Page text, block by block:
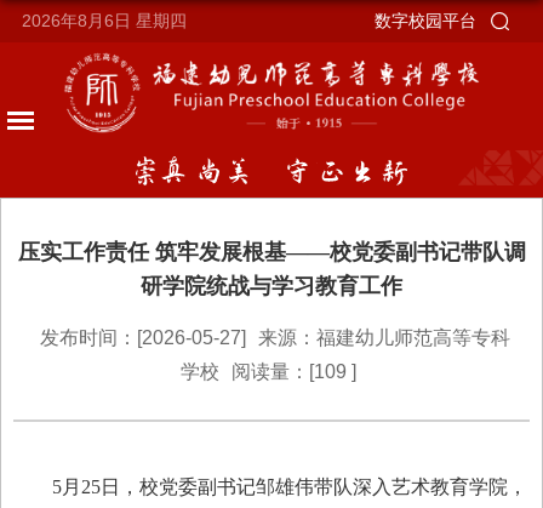
2026年8月6日 星期四 数字校园平台
压实工作责任 筑牢发展根基——校党委副书记带队调
研学院统战与学习教育工作
发布时间：[2026-05-27]
来源：福建幼儿师范高等专科
学校
阅读量：[109 ]
5月25日，校党委副书记邹雄伟带队深入艺术教育学院，